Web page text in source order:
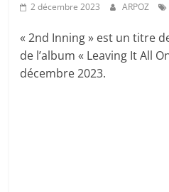
2 décembre 2023 ARPOZ
« 2nd Inning » est un titre
de l’album « Leaving It All
décembre 2023.